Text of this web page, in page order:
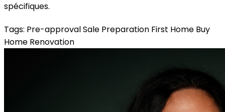
spécifiques.
Tags: Pre-approvalSale Preparation First Home Buy
Home Renovation